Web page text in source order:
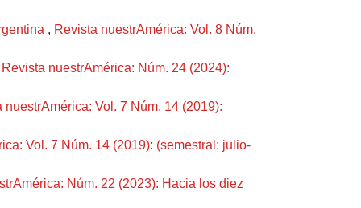
, Revista nuestrAmérica: Vol. 8 Núm.
Revista nuestrAmérica: Núm. 24 (2024):
nuestrAmérica: Vol. 7 Núm. 14 (2019):
Vol. 7 Núm. 14 (2019): (semestral: julio-
Núm. 22 (2023): Hacia los diez